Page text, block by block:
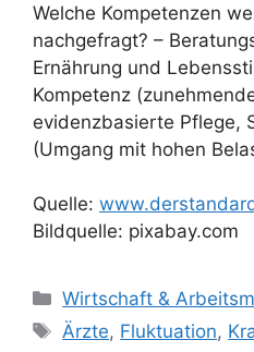
Welche Kompetenzen
nachgefragt? –
Ernährung und
Kompetenz
evidenzbasierte Pflege,
(Umgang mit hohen
Quelle:
Bildquelle: pixabay.com
Kategorien
Wirtschaft &
Schlagwörter
Ärzte, Fluktuation,